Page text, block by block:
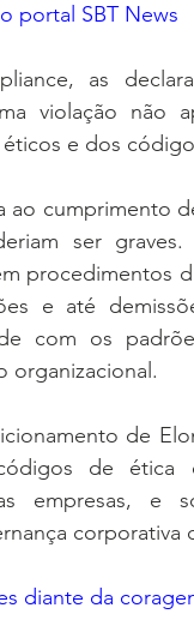
portal SBT News
as
violação não
e dos
ao cumprimento
ser
procedimentos
e até
com os
organizacional.
de
de ética
empresas, e
corporativa
diante da